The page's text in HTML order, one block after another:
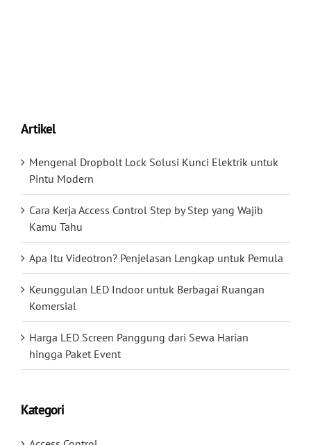
Artikel
Mengenal Dropbolt Lock Solusi Kunci Elektrik untuk
Pintu Modern
Cara Kerja Access Control Step by Step yang Wajib
Kamu Tahu
Apa Itu Videotron? Penjelasan Lengkap untuk Pemula
Keunggulan LED Indoor untuk Berbagai Ruangan
Komersial
Harga LED Screen Panggung dari Sewa Harian
hingga Paket Event
Kategori